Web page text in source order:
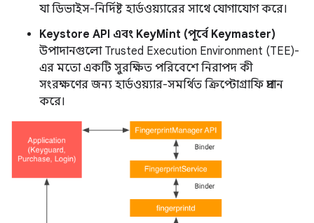
যা ডিভাইস-নির্দিষ্ট হার্ডওয়্যারের সাথে যোগাযোগ করে।
Keystore API এবং KeyMint (পূর্বে Keymaster)
উপাদানগুলো Trusted Execution Environment (TEE)-
এর মতো একটি সুরক্ষিত পরিবেশে নিরাপদ কী
সংরক্ষণের জন্য হার্ডওয়্যার-সমর্থিত ক্রিপ্টোগ্রাফি প্রদান
করে।